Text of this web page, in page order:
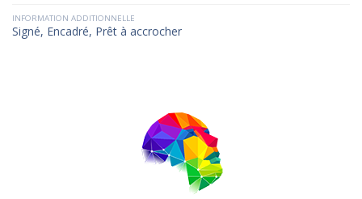
INFORMATION ADDITIONNELLE
Signé, Encadré, Prêt à accrocher